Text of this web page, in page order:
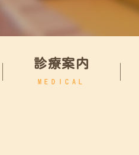
診療案内
MEDICAL